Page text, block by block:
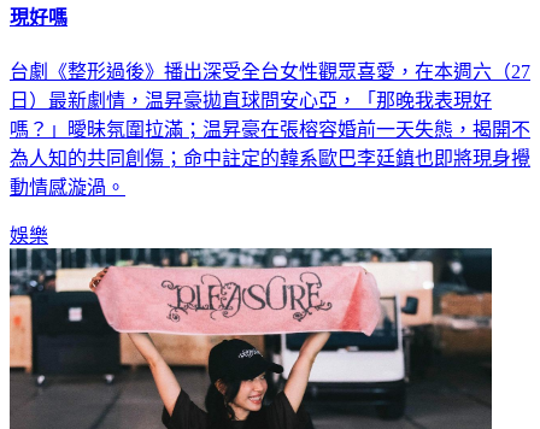
現好嗎
台劇《整形過後》播出深受全台女性觀眾喜愛，在本週六（27
日）最新劇情，温昇豪拋直球問安心亞，「那晚我表現好
嗎？」曖昧氛圍拉滿；温昇豪在張榕容婚前一天失態，揭開不
為人知的共同創傷；命中註定的韓系歐巴李廷鎮也即將現身攪
動情感漩渦。
娛樂